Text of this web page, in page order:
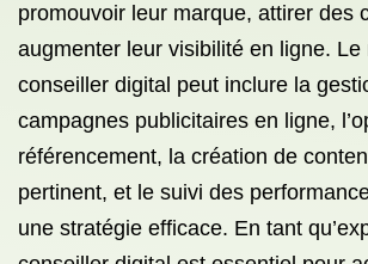
promouvoir leur marque, attirer des
augmenter leur visibilité en ligne. Le
conseiller digital peut inclure la
campagnes publicitaires en ligne,
référencement, la création de
pertinent, et le suivi des
une stratégie efficace. En tant